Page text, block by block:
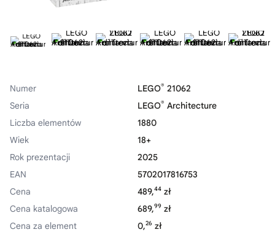
Numer LEGO® 21062
Seria
LEGO® Architecture
Liczba elementów
1880
Wiek
18+
Rok prezentacji
2025
EAN
5702017816753
Cena
489,44 zł
Cena katalogowa
689,99 zł
Cena za element
0,26 zł